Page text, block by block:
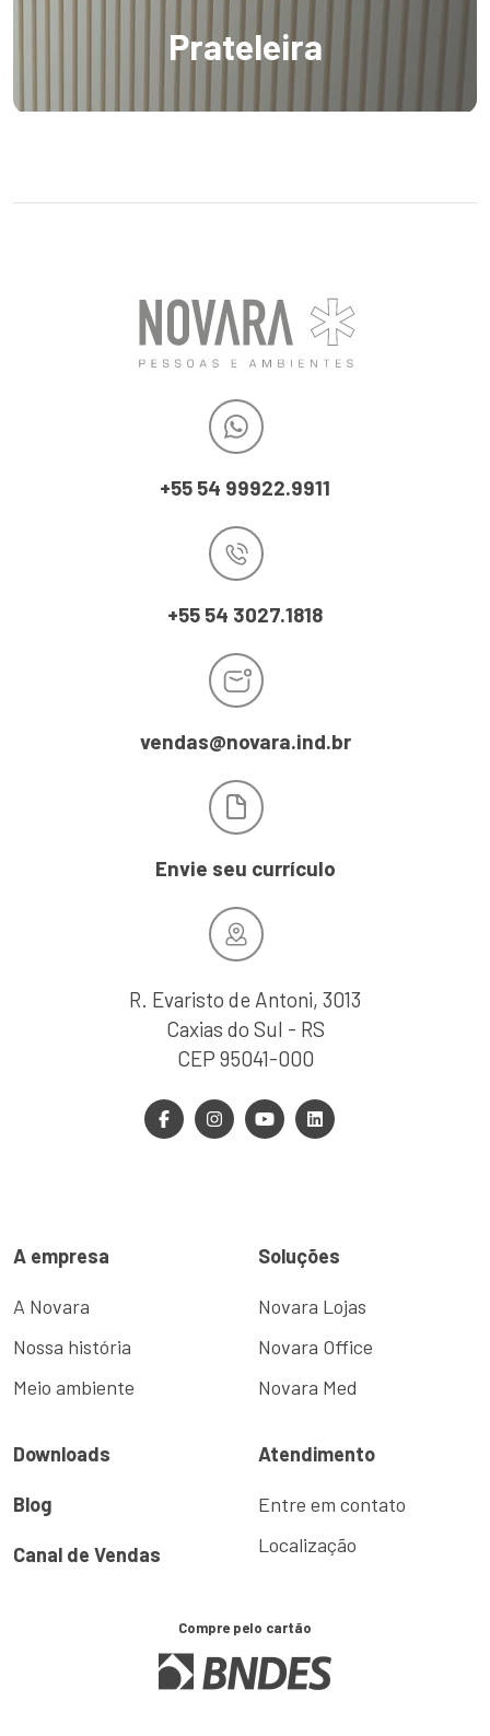
Prateleira
+55 54 99922.9911
+55 54 3027.1818
vendas@novara.ind.br
Envie seu currículo
R. Evaristo de Antoni, 3013
Caxias do Sul - RS
CEP 95041-000
A empresa
A Novara
Nossa história
Meio ambiente
Soluções
Novara Lojas
Novara Office
Novara Med
Downloads
Blog
Canal de Vendas
Atendimento
Entre em contato
Localização
Compre pelo cartão